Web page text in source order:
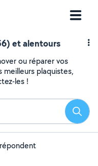
et alentours
ou réparer vos
meilleurs plaquistes,
les !